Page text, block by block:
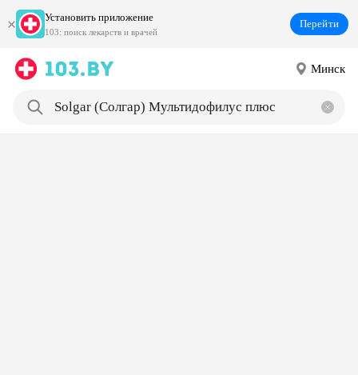
Установить приложение
103: поиск лекарств и врачей
Перейти
Минск